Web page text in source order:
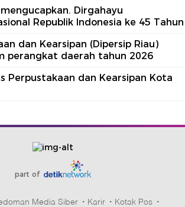
Dirgahayu
Republik Indonesia ke 45 Tahun
dan Kearsipan (Dipersip Riau)
perangkat daerah tahun 2026
Perpustakaan dan Kearsipan Kota
part of
Media Siber Karir
Kotak Pos